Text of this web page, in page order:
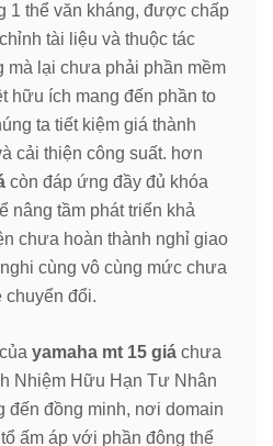
1 thể văn kháng, được chấp
tài liệu và thuộc tác
mà lại chưa phải phần mềm
hữu ích mang đến phần to
ta tiết kiệm giá thành
cải thiện công suất. hơn
còn đáp ứng đầy đủ khóa
nâng tầm phát triển khả
chưa hoàn thành nghỉ giao
cùng vô cùng mức chưa
chuyển đổi.
yamaha mt 15 giá chưa
Nhiệm Hữu Hạn Tư Nhân
đến đồng minh, nơi domain
ấm áp với phần đông thể